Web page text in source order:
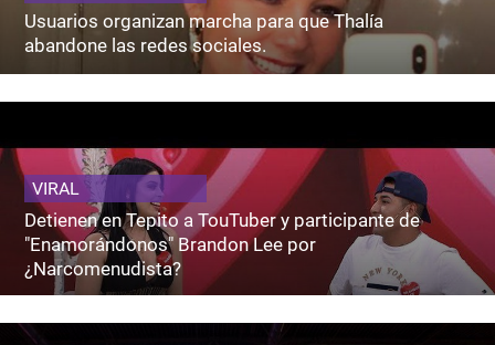
Usuarios organizan marcha para que Thalía
abandone las redes sociales.
VIRAL
Detienen en Tepito a TouTuber y participante de
"Enamorándonos" Brandon Lee por
¿Narcomenudista?